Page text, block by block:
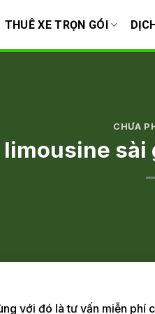
THUÊ XE TRỌN GÓI
CHƯA
với đó là tư vấn miễn phí